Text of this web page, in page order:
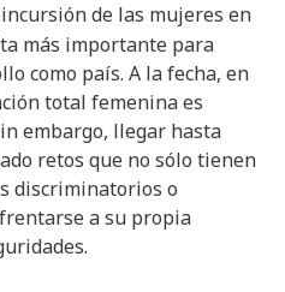
de las mujeres en
más importante para
como país. A la fecha, en
total femenina es
embargo, llegar hasta
retos que no sólo tienen
discriminatorios o
a su propia